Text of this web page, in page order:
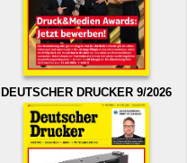
DEUTSCHER DRUCKER 9/2026